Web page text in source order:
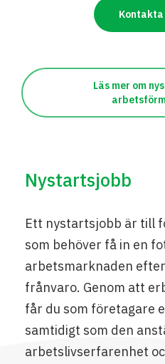
Kontakta
Läs mer om
Nystartsjobb
Ett nystartsjobb är till
som behöver få in en
arbetsmarknaden
frånvaro. Genom att
får du som företagare
samtidigt som den
arbetslivserfarenhet